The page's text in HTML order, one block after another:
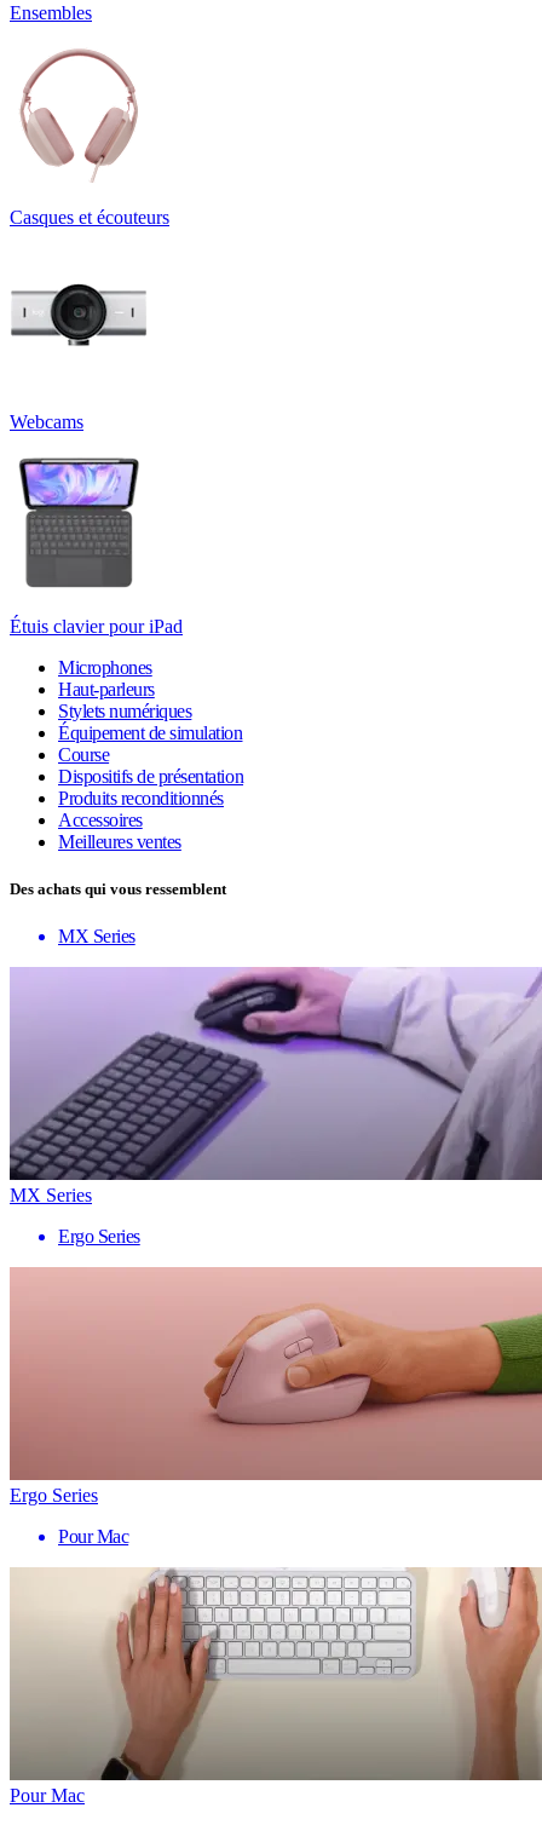
Ensembles
Casques et écouteurs
Webcams
Étuis clavier pour iPad
Microphones
Haut-parleurs
Stylets numériques
Équipement de simulation
Course
Dispositifs de présentation
Produits reconditionnés
Accessoires
Meilleures ventes
Des achats qui vous ressemblent
MX Series
MX Series
Ergo Series
Ergo Series
Pour Mac
Pour Mac